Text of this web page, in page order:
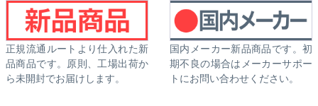
正規流通ルートより仕入れた新
品商品です。原則、工場出荷か
ら未開封でお届けします。
国内メーカー新品商品です。初
期不良の場合はメーカーサポー
トにお問い合わせください。